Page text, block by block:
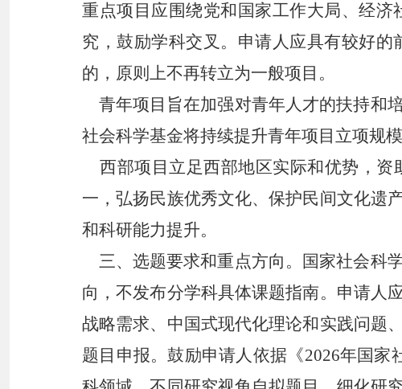
重点项目应围绕党和国家工作大局、经济
究，鼓励学科交叉。申请人应具有较好
的，原则上不再转立为一般项目。
青年项目旨在加强对青年人才的扶持和
社会科学基金将持续提升青年项目立项规模
西部项目立足西部地区实际和优势，资
一，弘扬民族优秀文化、保护民间文化遗
和科研能力提升。
三、 选题要求和重点方向。国家社会科
向，不发布分学科具体课题指南。申请人
战略需求、中国式现代化理论和实践问题
题目申报。鼓励申请人依据《2026年国家